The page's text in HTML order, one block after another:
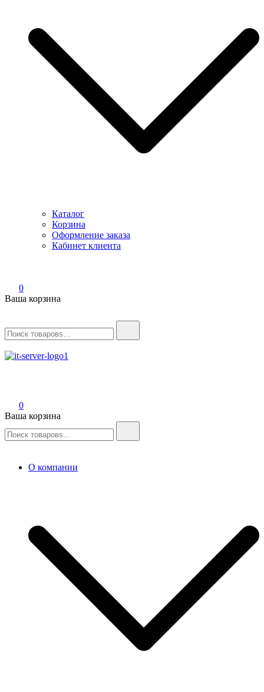
Каталог
Корзина
Оформление заказа
Кабинет клиента
0
Ваша корзина
0
Ваша корзина
О компании